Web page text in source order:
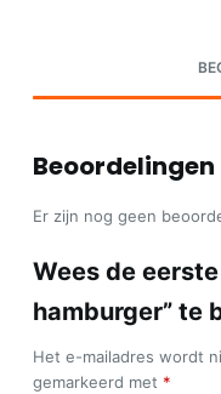
Beoordelingen
Er zijn nog geen
Wees de
hamburger” te
Het e-mailadres wordt
gemarkeerd met *